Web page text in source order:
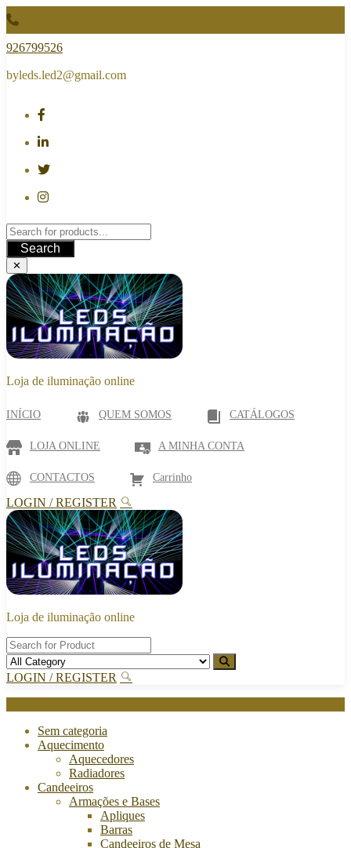
Skip
to
content
926799526
byleds.led2@gmail.com
Search
✕
Loja de iluminação online
INÍCIO QUEM SOMOS CATÁLOGOS
LOJA ONLINE A MINHA CONTA
CONTACTOS Carrinho
LOGIN / REGISTER
Loja de iluminação online
LOGIN / REGISTER
Sem categoria
Aquecimento
Aquecedores
Radiadores
Candeeiros
Armações e Bases
Apliques
Barras
Candeeiros de Mesa